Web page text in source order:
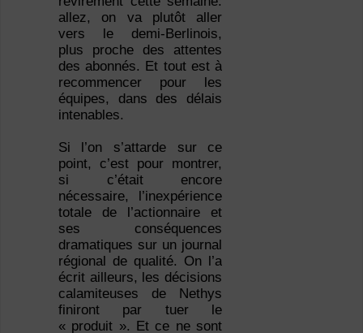
allez, on va plutôt aller
vers le demi-Berlinois,
plus proche des attentes
des abonnés. Et tout est à
recommencer pour les
équipes, dans des délais
intenables.
Si l’on s’attarde sur ce
point, c’est pour montrer,
si c’était encore
nécessaire, l’inexpérience
totale de l’actionnaire et
ses conséquences
dramatiques sur un journal
régional de qualité. On l’a
écrit ailleurs, les décisions
calamiteuses de Nethys
finiront par tuer le
« produit ». Et ce ne sont